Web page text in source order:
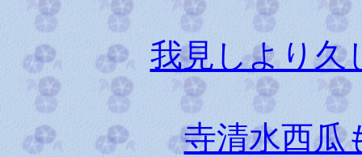
我見しより久
寺清水西瓜